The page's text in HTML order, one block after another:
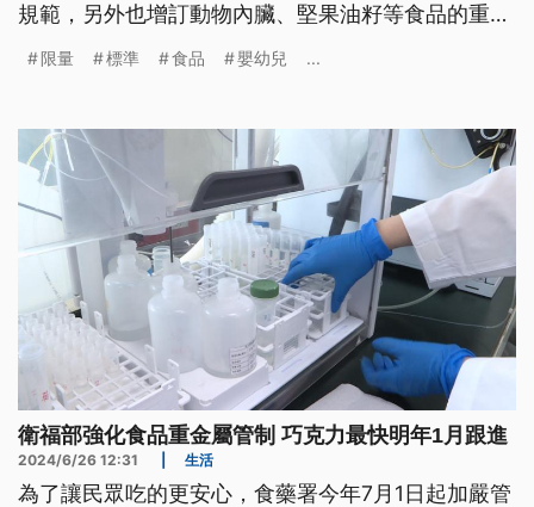
規範，另外也增訂動物內臟、堅果油籽等食品的重金
販售的產品無論製造日期是否為7月1日以前，皆仍須
限量 標準 食品 嬰幼兒 ...
衛福部強化食品重金屬管制 巧克力最快明年1月跟進
2024/6/26 12:31 生活
為了讓民眾吃的更安心，食藥署今年7月1日起加嚴管